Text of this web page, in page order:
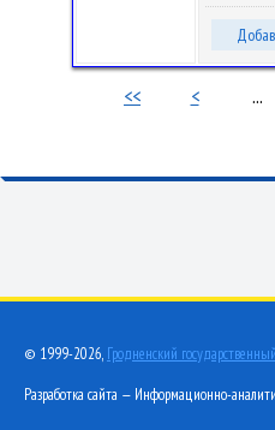
<< < ...
© 1999-2026, Гродненский
Разработка сайта — Информационно-